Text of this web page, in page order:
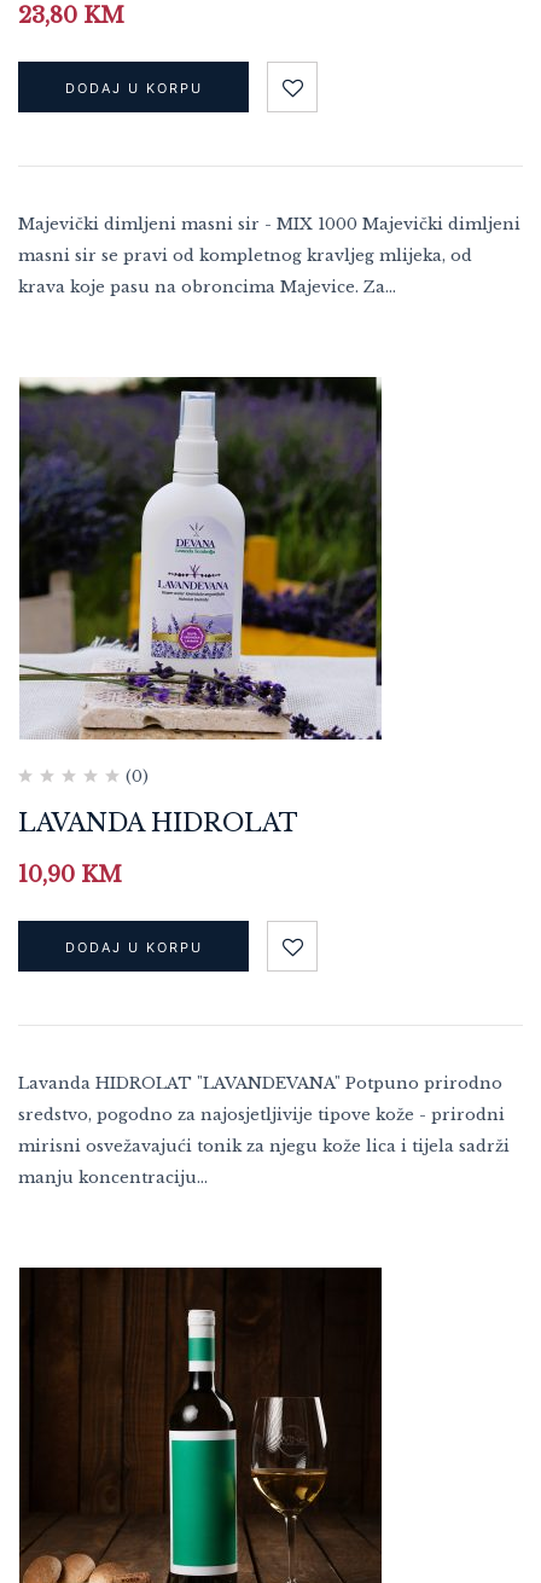
23,80 KM
DODAJ U KORPU
Majevički dimljeni masni sir - MIX 1000 Majevički dimljeni
masni sir se pravi od kompletnog kravljeg mlijeka, od
krava koje pasu na obroncima Majevice. Za…
(0)
LAVANDA HIDROLAT
10,90 KM
DODAJ U KORPU
Lavanda HIDROLAT "LAVANDEVANA" Potpuno prirodno
sredstvo, pogodno za najosjetljivije tipove kože - prirodni
mirisni osvežavajući tonik za njegu kože lica i tijela sadrži
manju koncentraciju…